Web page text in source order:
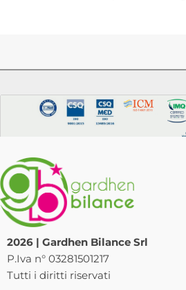
2026 | Gardhen Bilance Srl
P.Iva n° 03281501217
Tutti i diritti riservati